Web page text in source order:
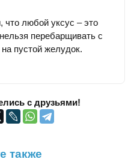
что любой уксус – это
перебарщивать с
пустой желудок.
с друзьями!
также